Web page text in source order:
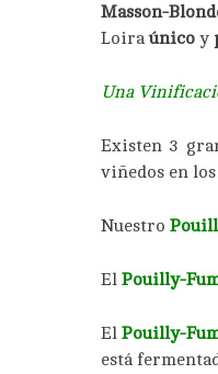
Masson-
Loiraúnico y
Una
Existen 3
viñedos en
Nuestro
El Pouilly-
ElPouilly-
está